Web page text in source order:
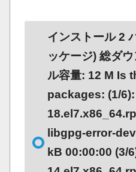
インストール 2
ッケージ) 総ダ
ル容量: 12 M Is
packages: (1/
libgpg-error-
kB 00:00:00 (3/